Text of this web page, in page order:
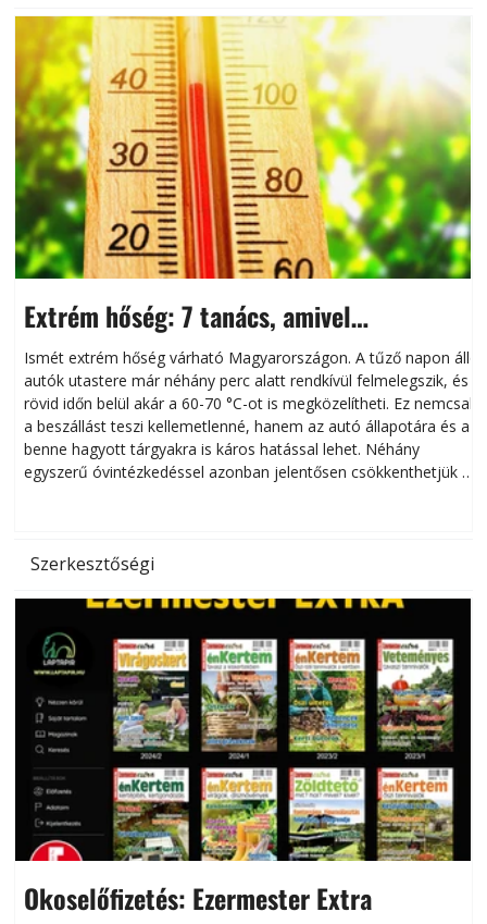
Extrém hőség: 7 tanács, amivel
megóvhatjuk autónkat a nyári károktól
Ismét extrém hőség várható Magyarországon. A tűző napon álló
autók utastere már néhány perc alatt rendkívül felmelegszik, és
rövid időn belül akár a 60-70 °C-ot is megközelítheti. Ez nemcsak
a beszállást teszi kellemetlenné, hanem az autó állapotára és a
benne hagyott tárgyakra is káros hatással lehet. Néhány
egyszerű óvintézkedéssel azonban jelentősen csökkenthetjük a
Szerkesztőségi
Okoselőfizetés: Ezermester Extra